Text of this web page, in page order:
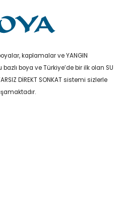
kaplamalar ve YANGIN
bazlı boya ve Türkiye’de bir ilk olan SU
DİREKT SONKAT sistemi sizlerle